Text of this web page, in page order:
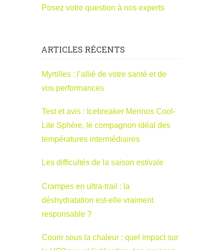
Posez votre question à nos experts
ARTICLES RÉCENTS
Myrtilles : l’allié de votre santé et de
vos performances
Test et avis : Icebreaker Merinos Cool-
Lite Sphère, le compagnon idéal des
températures intermédiaires
Les difficultés de la saison estivale
Crampes en ultra-trail : la
déshydratation est-elle vraiment
responsable ?
Courir sous la chaleur : quel impact sur